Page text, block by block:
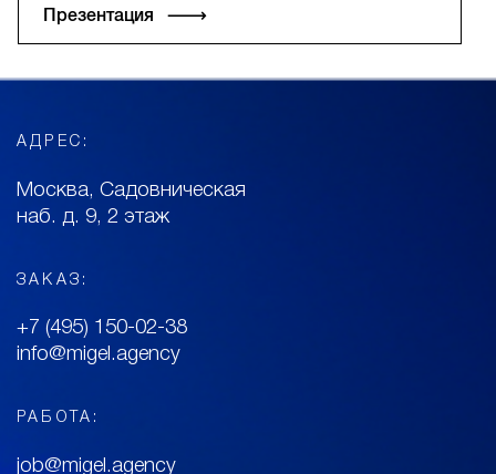
Презентация √
АДРЕС:
Москва, Садовническая
наб. д. 9, 2 этаж
ЗАКАЗ:
+7 (495) 150-02-38
info@migel.agency
РАБОТА:
job@migel.agency